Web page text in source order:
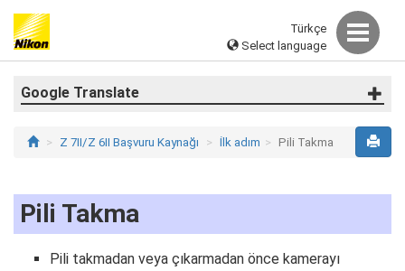
Türkçe
Select language
Google Translate
Z 7II/Z 6II Başvuru Kaynağı İlk adım Pili Takma
Pili Takma
Pili takmadan veya çıkarmadan önce kamerayı